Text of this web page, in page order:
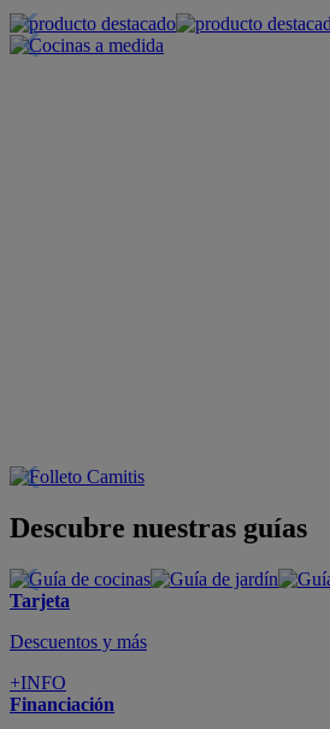
Descubre nuestras guías
Tarjeta
Descuentos y más
+INFO
Financiación